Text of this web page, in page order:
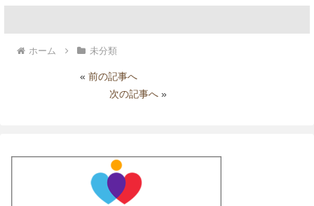
ホーム 未分類
« 前の記事へ
次の記事へ »